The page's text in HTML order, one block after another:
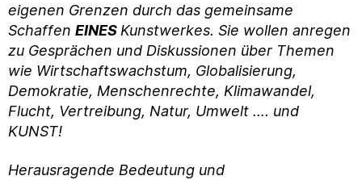
eigenen Grenzen durch das gemeinsame
Schaffen EINES Kunstwerkes. Sie wollen anregen
zu Gesprächen und Diskussionen über Themen
wie Wirtschaftswachstum, Globalisierung,
Demokratie, Menschenrechte, Klimawandel,
Flucht, Vertreibung, Natur, Umwelt …. und
KUNST!
Herausragende Bedeutung und